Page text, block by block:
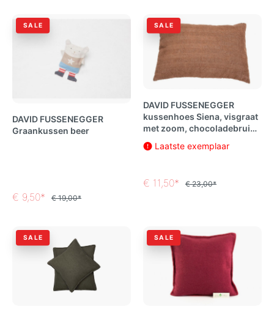
SALE
DAVID FUSSENEGGER
Graankussen beer
€ 9,50* € 19,00*
SALE
DAVID FUSSENEGGER
kussenhoes Siena, visgraat
met zoom, chocoladebruin,
40x60 cm
Laatste exemplaar
€ 11,50* € 23,00*
SALE SALE